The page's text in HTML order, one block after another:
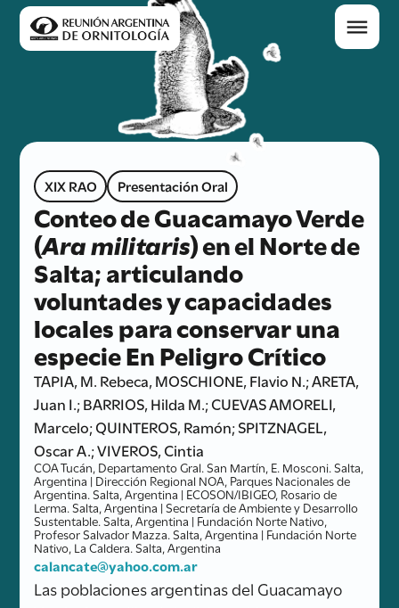
XIX RAO Presentación Oral
Conteo de Guacamayo Verde
(Ara militaris) en el Norte de
Salta; articulando
voluntades y capacidades
locales para conservar una
especie En Peligro Crítico
TAPIA, M. Rebeca, MOSCHIONE, Flavio N.; ARETA,
Juan I.; BARRIOS, Hilda M.; CUEVAS AMORELI,
Marcelo; QUINTEROS, Ramón; SPITZNAGEL,
Oscar A.; VIVEROS, Cintia
COA Tucán, Departamento Gral. San Martín, E. Mosconi. Salta,
Argentina | Dirección Regional NOA, Parques Nacionales de
Argentina. Salta, Argentina | ECOSON/IBIGEO, Rosario de
Lerma. Salta, Argentina | Secretaría de Ambiente y Desarrollo
Sustentable. Salta, Argentina | Fundación Norte Nativo,
Profesor Salvador Mazza. Salta, Argentina | Fundación Norte
Nativo, La Caldera. Salta, Argentina
calancate@yahoo.com.ar
Las poblaciones argentinas del Guacamayo